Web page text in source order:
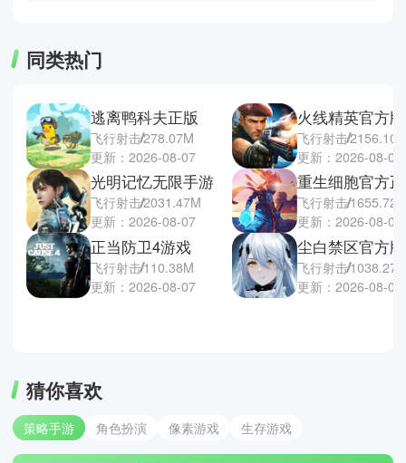
同类热门
逃离鸭科夫正版
飞行射击278.07M
更新：2026-08-07
光明记忆无限手游
飞行射击2031.47M
更新：2026-08-07
正当防卫4游戏
飞行射击110.38M
更新：2026-08-07
火线精英官方版
飞行射击
更新：2026-08-06
重生细胞官方
飞行射击
更新：2026-08-06
尘白禁区官方版
飞行射击
更新：2026-08-06
猜你喜欢
策略手游 角色扮演 像素游戏 生存游戏